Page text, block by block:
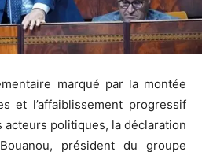
marqué par la montée
et l’affaiblissement progressif
politiques, la déclaration
président du groupe